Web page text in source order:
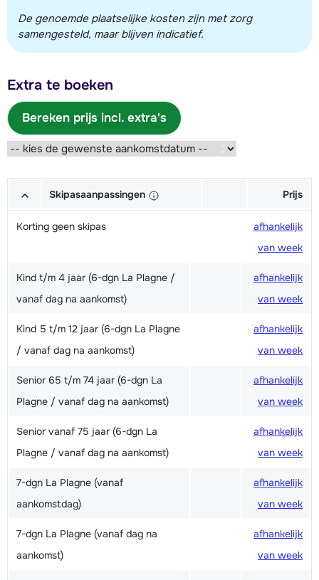
De genoemde plaatselijke kosten zijn met zorg
samengesteld, maar blijven indicatief.
Extra te boeken
Bereken prijs incl. extra's
Skipasaanpassingen Prijs
Korting geen skipas
afhankelijk
van week
Kind t/m 4 jaar (6-dgn La Plagne /
vanaf dag na aankomst)
afhankelijk
van week
Kind 5 t/m 12 jaar (6-dgn La Plagne
/ vanaf dag na aankomst)
afhankelijk
van week
Senior 65 t/m 74 jaar (6-dgn La
Plagne / vanaf dag na aankomst)
afhankelijk
van week
Senior vanaf 75 jaar (6-dgn La
Plagne / vanaf dag na aankomst)
afhankelijk
van week
7-dgn La Plagne (vanaf
aankomstdag)
afhankelijk
van week
7-dgn La Plagne (vanaf dag na
aankomst)
afhankelijk
van week